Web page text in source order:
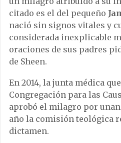
citado es el del pequeño
nació sin signos vitales y
considerada inexplicable
oraciones de sus padres
de Sheen.
En 2014, la junta médica
Congregación para las
aprobó el milagro por
año la comisión teológica
dictamen.